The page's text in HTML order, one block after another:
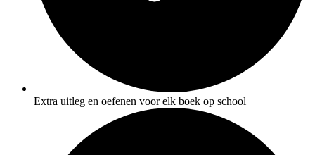
Extra uitleg en oefenen voor elk boek op school